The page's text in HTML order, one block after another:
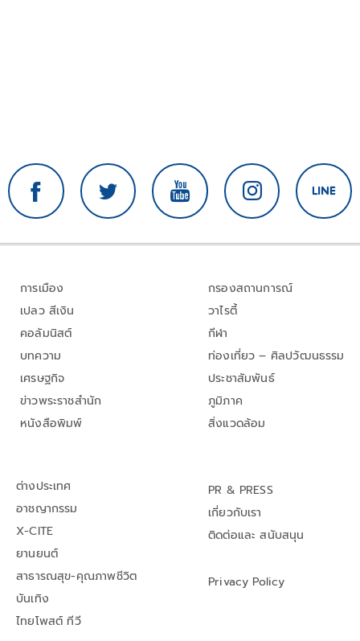
การเมือง
เปลว สีเงิน
คอลัมนิสต์
บทความ
เศรษฐกิจ
ข่าวพระราชสำนัก
หนังสือพิมพ์
กรองสถานการณ์
วาไรตี้
กีฬา
ท่องเที่ยว – ศิลปวัฒนธรรม
ประชาสัมพันธ์
ภูมิภาค
สิ่งแวดล้อม
ต่างประเทศ
อาชญากรรม
X-CITE
ยานยนต์
สาธารณสุข-คุณภาพชีวิต
บันเทิง
ไทยโพสต์ ทีวี
PR & PRESS
เกี่ยวกับเรา
ติดต่อและ สนับสนุน
Privacy Policy